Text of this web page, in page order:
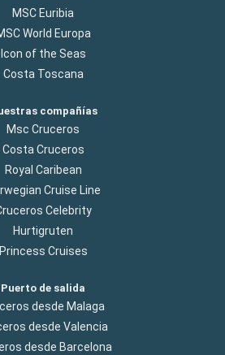
MSC Euribia
World Europa
Icon of the Seas
Costa Toscana
compañías
Msc Cruceros
Costa Cruceros
Royal Caribean
Cruise Line
Celebrity
Hurtigruten
Princess Cruises
Puerto de salida
desde Malaga
desde Valencia
desde Barcelona